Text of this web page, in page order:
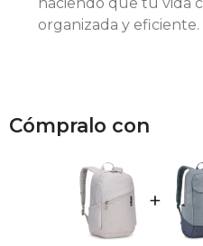
organizada y eficiente.
Cómpralo con
+